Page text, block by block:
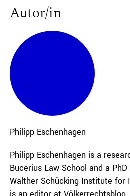
Autor/in
Philipp Eschenhagen
Philipp Eschenhagen is a
Bucerius Law School and a
Walther Schücking Institute for